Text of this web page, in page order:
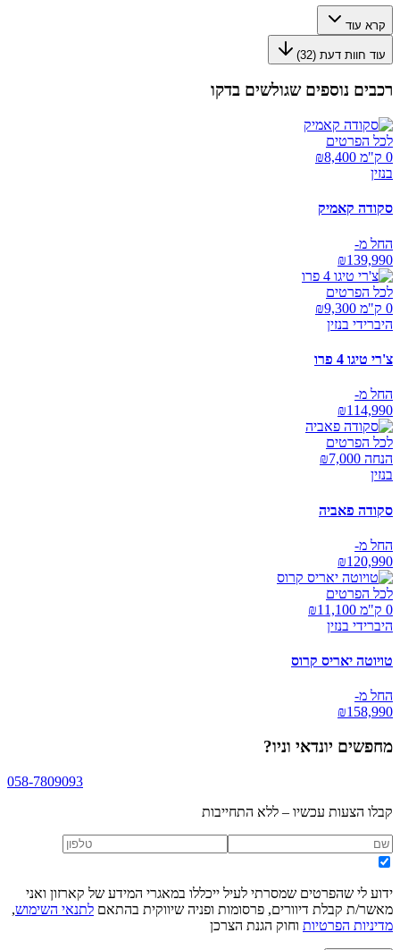
קרא עוד
עוד חוות דעת (32
)
רכבים נוספים שגולשים בדקו
לכל הפרטים
0 ק"מ ₪
8,400
בנזין
סקודה קאמיק
החל מ-
₪139,990
לכל הפרטים
0 ק"מ ₪
9,300
היברידי בנזין
צ'רי טיגו 4 פרו
החל מ-
₪114,990
לכל הפרטים
הנחה ₪ 7,000
בנזין
סקודה פאביה
החל מ-
₪120,990
לכל הפרטים
0 ק"מ ₪
11,100
היברידי בנזין
טויוטה יאריס קרוס
החל מ-
₪158,990
מחפשים יונדאי וניו?
058-7809093
קבלו הצעות עכשיו – ללא התחייבות
ידוע לי שהפרטים שמסרתי לעיל ייכללו במאגרי המידע של קארזון ואני
מאשר/ת קבלת דיוורים, פרסומות ופניה שיווקית בהתאם לתנאי השימוש,
מדיניות הפרטיות וחוק הגנת הצרכן